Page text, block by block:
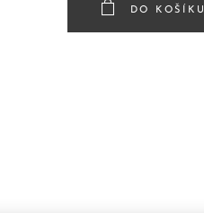
DO KOŠÍKU